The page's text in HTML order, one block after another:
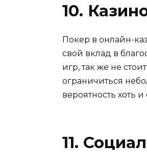
10.
Покер в онлайн-
свой вклад в
игр, так же не
ограничиться
вероятность хоть
11.